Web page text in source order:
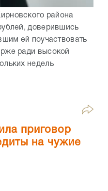
района
доверившись
ей поучаствовать
ради высокой
недель
приговор
на чужие